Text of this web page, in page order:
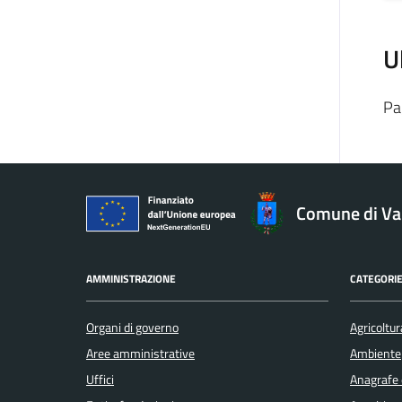
Comune di
AMMINISTRAZIONE
Organi di governo
Aree amministrative
Uffici
Ambiente